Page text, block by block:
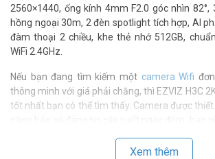
2560×1440, ống kính 4mm F2.0 góc nhìn 82°,
hồng ngoại 30m, 2 đèn spotlight tích hợp, AI
đàm thoại 2 chiều, khe thẻ nhớ 512GB,
WiFi 2.4GHz.
Nếu bạn đang tìm kiếm một camera Wifi
thông minh với giá phải chăng, thì EZVIZ H3C
tốt nhất bạn có thể tìm thấy. Camera được thiết
nét, tầm nhìn ban đêm xa và nhiều tính năng
Xem thêm